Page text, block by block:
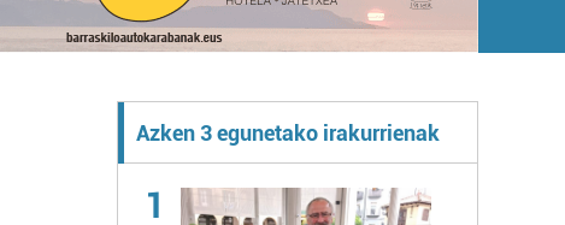
Azken 3 egunetako irakurrienak
1